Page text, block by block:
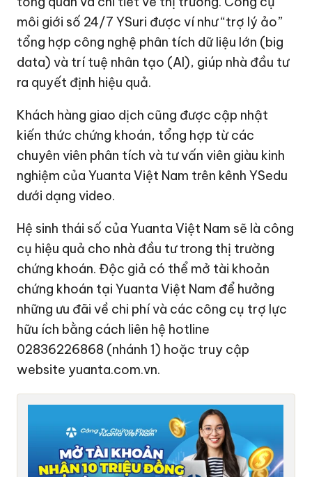
môi giới số 24/7 YSuri được ví như “trợ lý ảo”
tổng hợp công nghệ phân tích dữ liệu lớn (big
data) và trí tuệ nhân tạo (AI), giúp nhà đầu tư
ra quyết định hiệu quả.
Khách hàng giao dịch cũng được cập nhật
kiến thức chứng khoán, tổng hợp từ các
chuyên viên phân tích và tư vấn viên giàu kinh
nghiệm của Yuanta Việt Nam trên kênh YSedu
dưới dạng video.
Hệ sinh thái số của Yuanta Việt Nam sẽ là công
cụ hiệu quả cho nhà đầu tư trong thị trường
chứng khoán. Độc giả có thể mở tài khoản
chứng khoán tại Yuanta Việt Nam để hưởng
những ưu đãi về chi phí và các công cụ trợ lực
hữu ích bằng cách liên hệ hotline
02836226868 (nhánh 1) hoặc truy cập
website yuanta.com.vn.